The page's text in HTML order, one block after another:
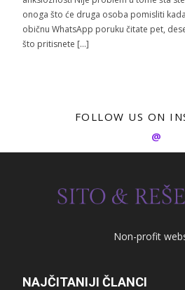
onoga što će druga osoba pomisliti
običnu WhatsApp poruku čitate pet,
što pritisnete […]
FOLLOW US ON
@
Non-profit
NAJČITANIJI ČLANCI